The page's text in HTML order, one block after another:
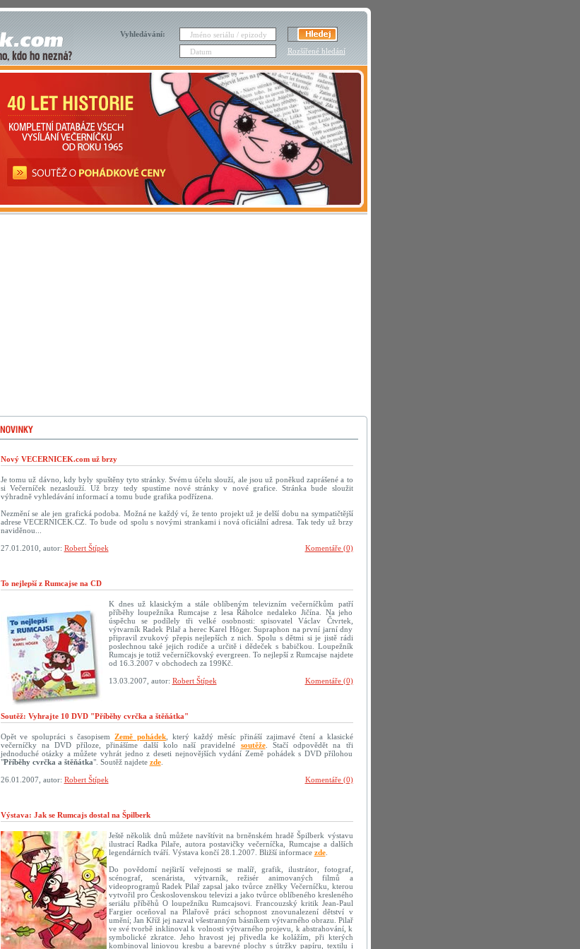
Vyhledávání:
Rozšířené hledání
Nový VECERNICEK.com už brzy
Je tomu už dávno, kdy byly spuštěny tyto stránky. Svému účelu slouží, ale jsou už poněkud zaprášené a to
si Večerníček nezaslouží. Už brzy tedy spustíme nové stránky v nové grafice. Stránka bude sloužit
výhradně vyhledávání informací a tomu bude grafika podřízena.
Nezmění se ale jen grafická podoba. Možná ne každý ví, že tento projekt už je delší dobu na sympatičtější
adrese VECERNICEK.CZ. To bude od spolu s novými strankami i nová oficiální adresa. Tak tedy už brzy
naviděnou...
Komentáře (0)
27.01.2010, autor: Robert Štípek
To nejlepší z Rumcajse na CD
K dnes už klasickým a stále oblíbeným televizním večerníčkům patří
příběhy loupežníka Rumcajse z lesa Řáholce nedaleko Jičína. Na jeho
úspěchu se podílely tři velké osobnosti: spisovatel Václav Čtvrtek,
výtvarník Radek Pilař a herec Karel Höger. Supraphon na první jarní dny
připravil zvukový přepis nejlepších z nich. Spolu s dětmi si je jistě rádi
poslechnou také jejich rodiče a určitě i dědeček s babičkou. Loupežník
Rumcajs je totiž večerníčkovský evergreen. To nejlepší z Rumcajse najdete
od 16.3.2007 v obchodech za 199Kč.
Komentáře (0)
13.03.2007, autor: Robert Štípek
Soutěž: Vyhrajte 10 DVD "Příběhy cvrčka a štěňátka"
Opět ve spolupráci s časopisemZemě pohádek , který každý měsíc přináší zajimavé čtení a klasické
večerníčky na DVD příloze, přinášíme další kolo naší pravidelné soutěže. Stačí odpovědět na tři
jednoduché otázky a můžete vyhrát jedno z deseti nejnovějších vydání Země pohádek s DVD přílohou
"Příběhy cvrčka a štěňátka". Soutěž najdete zde.
Komentáře (0)
26.01.2007, autor: Robert Štípek
Výstava: Jak se Rumcajs dostal na Špilberk
Ještě několik dnů můžete navštívit na brněnském hradě Špilberk výstavu
ilustrací Radka Pilaře, autora postavičky večerníčka, Rumcajse a dalších
legendárních tváří. Výstava končí 28.1.2007. Bližší informace zde.
Do povědomí nejširší veřejnosti se malíř, grafik, ilustrátor, fotograf,
scénograf, scenárista, výtvarník, režisér animovaných filmů a
videoprogramů Radek Pilař zapsal jako tvůrce znělky Večerníčku, kterou
vytvořil pro Československou televizi a jako tvůrce oblíbeného kresleného
seriálu příběhů O loupežníku Rumcajsovi. Francouzský kritik Jean-Paul
Fargier oceňoval na Pilařově práci schopnost znovunalezení dětství v
umění; Jan Kříž jej nazval všestranným básníkem výtvarného obrazu. Pilař
ve své tvorbě inklinoval k volnosti výtvarného projevu, k abstrahování, k
symbolické zkratce. Jeho hravost jej přivedla ke kolážím, při kterých
kombinoval liniovou kresbu a barevné plochy s útržky papíru, textilu i